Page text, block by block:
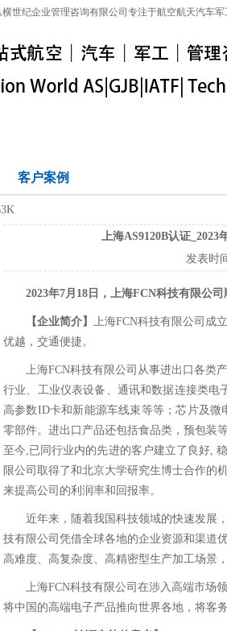
横世纪企业管理咨询有限公司专注于航空航天汽车军
客户案例
上海AS9120B认证_2023
发表时
2023年7月18日，上海FCN科技有限公司
【企业简介】上海FCN科技有限公司成
优越，交通便捷。
上海FCN科技有限公司从事进出口各类
行业、工业仪表设备、通讯和数据连接类电
高参数ID卡和新能源车线束等等；芯片及
零部件。进出口产品还包括食品类，预包装
至今,已同行业内的先进的客户建立了良好,
限公司取得了和北京大学研究生博士合作的
来提高公司的利润率和回报率。
近年来，随着我国科技领域的快速发展
技有限公司凭借全球各地的企业资源和渠道
高难度、高复杂度、高精密型生产加工场景
上海FCN科技有限公司在涉入高端市场
将中国的高端电子产品推向世界各地，将客务